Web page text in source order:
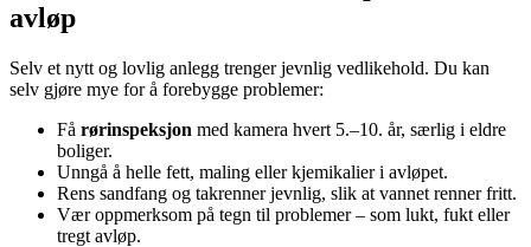
avløp
Selv et nytt og lovlig anlegg trenger jevnlig vedlikehold. Du kan
selv gjøre mye for å forebygge problemer:
Få rørinspeksjon med kamera hvert 5.–10. år, særlig i eldre
boliger.
Unngå å helle fett, maling eller kjemikalier i avløpet.
Rens sandfang og takrenner jevnlig, slik at vannet renner fritt.
Vær oppmerksom på tegn til problemer – som lukt, fukt eller
tregt avløp.